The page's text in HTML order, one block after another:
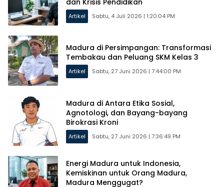
Artikel Sabtu, 4 Juli 2026 | 1:20:04 PM
Madura di Persimpangan: Transformasi
Tembakau dan Peluang SKM Kelas 3
Artikel Sabtu, 27 Juni 2026 | 7:44:00 PM
Madura di Antara Etika Sosial,
Agnotologi, dan Bayang-bayang
Birokrasi Kroni
Artikel Sabtu, 27 Juni 2026 | 7:36:49 PM
Energi Madura untuk Indonesia,
Kemiskinan untuk Orang Madura,
Madura Menggugat?